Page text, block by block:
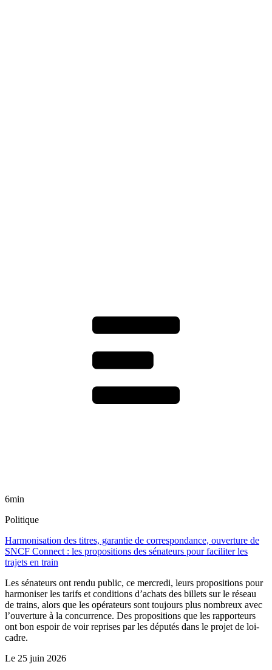
6min
Politique
Harmonisation des titres, garantie de correspondance, ouverture de
SNCF Connect : les propositions des sénateurs pour faciliter les
trajets en train
Les sénateurs ont rendu public, ce mercredi, leurs propositions pour
harmoniser les tarifs et conditions d’achats des billets sur le réseau
de trains, alors que les opérateurs sont toujours plus nombreux avec
l’ouverture à la concurrence. Des propositions que les rapporteurs
ont bon espoir de voir reprises par les députés dans le projet de loi-
cadre.
Le 25 juin 2026